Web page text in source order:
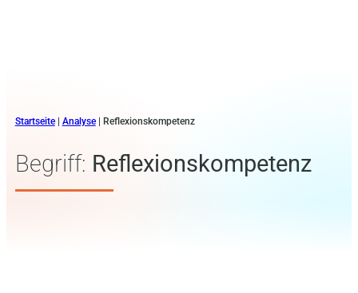
Startseite| Analyse| Reflexionskompetenz
Begriff: Reflexionskompetenz